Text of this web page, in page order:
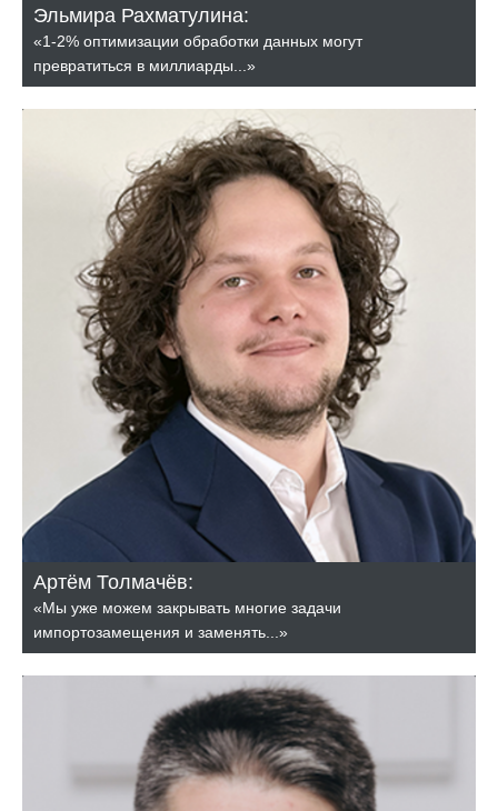
Эльмира Рахматулина:
«1-2% оптимизации обработки данных могут
превратиться в миллиарды...»
Артём Толмачёв:
«Мы уже можем закрывать многие задачи
импортозамещения и заменять...»